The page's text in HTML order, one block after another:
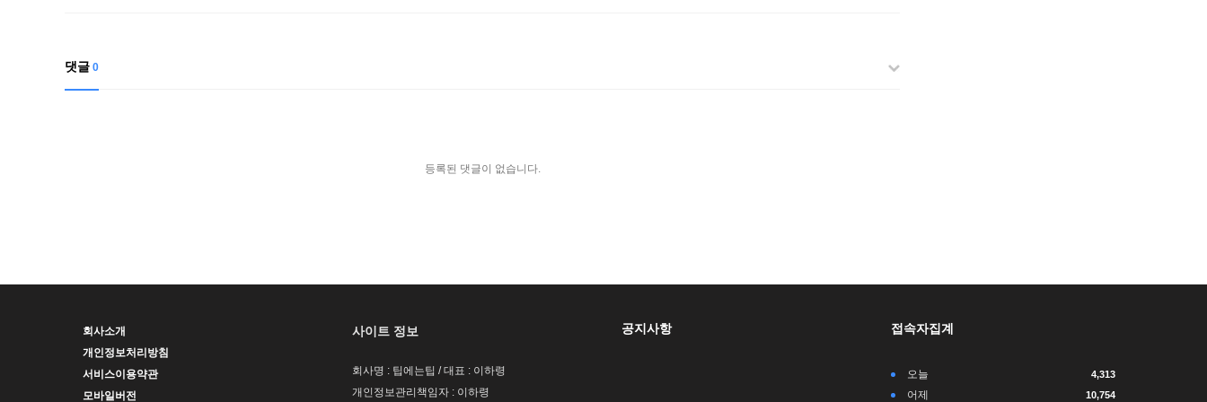
댓글 0
등록된 댓글이 없습니다.
회사소개
개인정보처리방침
서비스이용약관
모바일버전
사이트 정보
회사명 : 팁에는팁 / 대표 : 이하령
개인정보관리책임자 : 이하령
공지사항 접속자집계
오늘 4,313
어제 10,754